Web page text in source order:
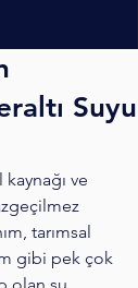
Suyu
kaynağı ve
tarımsal
gibi pek çok